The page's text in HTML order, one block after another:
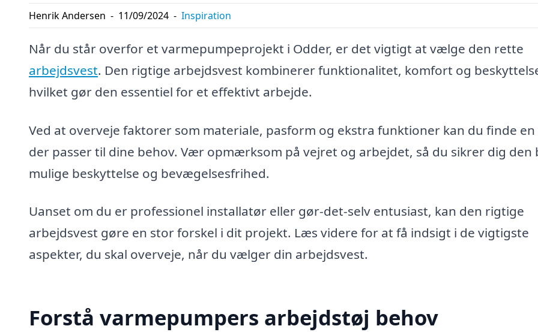
Henrik Andersen - 11/09/2024 - Inspiration
Når du står overfor et varmepumpeprojekt i Odder, er det vigtigt at vælge den rette
arbejdsvest. Den rigtige arbejdsvest kombinerer funktionalitet, komfort og
hvilket gør den essentiel for et effektivt arbejde.
Ved at overveje faktorer som materiale, pasform og ekstra funktioner kan du finde en
der passer til dine behov. Vær opmærksom på vejret og arbejdet, så du sikrer dig den
mulige beskyttelse og bevægelsesfrihed.
Uanset om du er professionel installatør eller gør-det-selv entusiast, kan den rigtige
arbejdsvest gøre en stor forskel i dit projekt. Læs videre for at få indsigt i de vigtigste
aspekter, du skal overveje, når du vælger din arbejdsvest.
Forstå varmepumpers arbejdstøj behov